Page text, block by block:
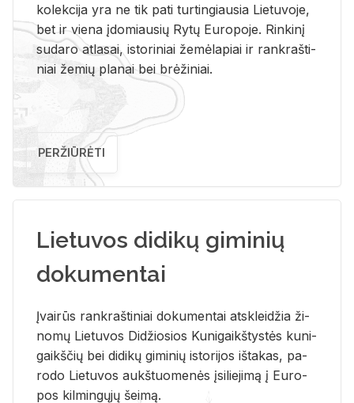
ko­lek­ci­ja yra ne tik pati tur­tin­giau­sia Lie­tu­vo­je,
bet ir vie­na įdo­miau­sių Rytų Eu­ro­po­je. Rin­ki­nį
su­da­ro at­la­sai, is­to­ri­niai že­mė­la­piai ir rank­raš­ti­
niai že­mių pla­nai bei brė­ži­niai.
PERŽIŪRĖTI
Lietuvos didikų giminių
dokumentai
Įvai­rūs rank­raš­ti­niai do­ku­men­tai at­sklei­džia ži­
no­mų Lie­tu­vos Di­džio­sios Ku­ni­gaikš­tys­tės ku­ni­
gaikš­čių bei di­di­kų gi­mi­nių is­to­ri­jos iš­ta­kas, pa­
ro­do Lie­tu­vos aukš­tuo­me­nės įsi­lie­ji­mą į Eu­ro­
pos kil­min­gų­jų šei­mą.